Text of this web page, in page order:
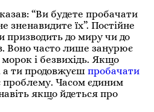
“Ви будете пробачати
зненавидите їх”. Постійне
призводить до миру чи до
Воно часто лише занурює
і безвихідь. Якщо
а ти продовжуєш пробачати
Часом єдиним
якщо йдеться про